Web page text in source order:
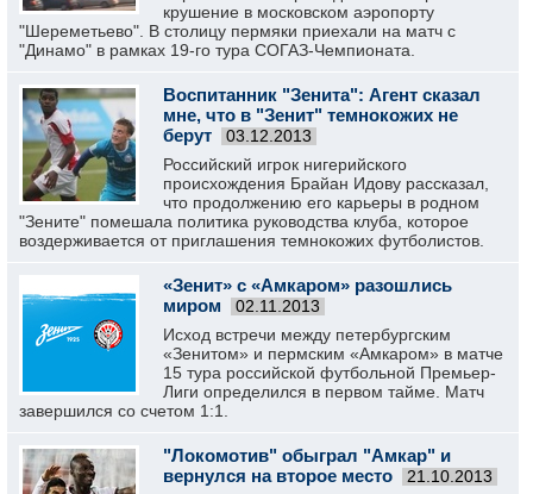
крушение в московском аэропорту
"Шереметьево". В столицу пермяки приехали на матч с
"Динамо" в рамках 19-го тура СОГАЗ-Чемпионата.
Воспитанник "Зенита": Агент сказал
мне, что в "Зенит" темнокожих не
берут
03.12.2013
Российский игрок нигерийского
происхождения Брайан Идову рассказал,
что продолжению его карьеры в родном
"Зените" помешала политика руководства клуба, которое
воздерживается от приглашения темнокожих футболистов.
«Зенит» с «Амкаром» разошлись
миром
02.11.2013
Исход встречи между петербургским
«Зенитом» и пермским «Амкаром» в матче
15 тура российской футбольной Премьер-
Лиги определился в первом тайме. Матч
завершился со счетом 1:1.
"Локомотив" обыграл "Амкар" и
вернулся на второе место
21.10.2013